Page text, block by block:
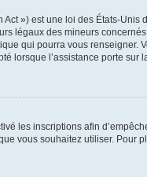
») est une loi des États-
légaux des mineurs
qui pourra vous renseigner.
lorsque l’assistance porte
les inscriptions afin
vous souhaitez utiliser. Pour